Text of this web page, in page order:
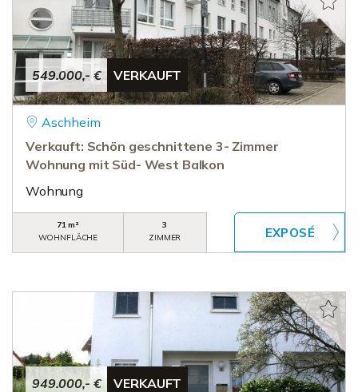
549.000,- € VERKAUFT
Aschheim
Verkauft: Schön geschnittene 3- Zimmer
Wohnung mit Süd- West Balkon
Wohnung
71 m²
WOHNFLÄCHE
3
ZIMMER
949.000,- € VERKAUFT